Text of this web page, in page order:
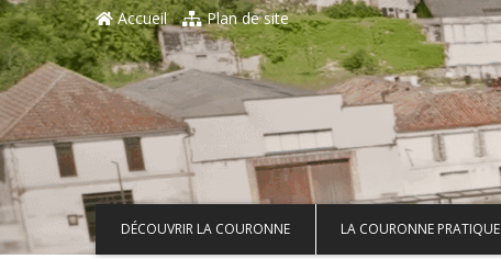
Aller au contenu principal
Accueil
Plan de site
DÉCOUVRIR LA COURONNE LA COURONNE PRATIQUE